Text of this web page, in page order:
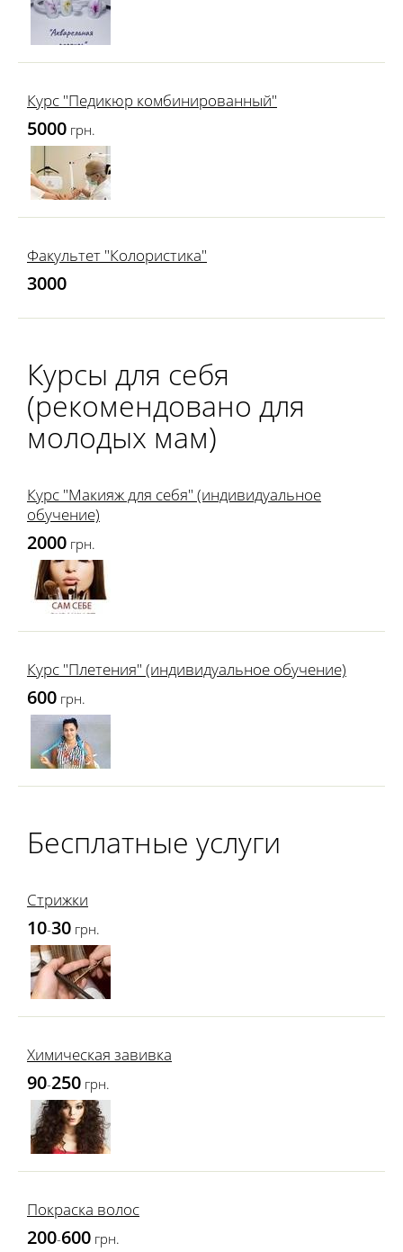
Курс "Педикюр комбинированный"
5000 грн.
Факультет "Колористика"
3000
Курсы для себя
(рекомендовано для
молодых мам)
Курс "Макияж для себя" (индивидуальное
обучение)
2000 грн.
Курс "Плетения" (индивидуальное обучение)
600 грн.
Бесплатные услуги
Стрижки
10-30 грн.
Химическая завивка
90-250 грн.
Покраска волос
200-600 грн.